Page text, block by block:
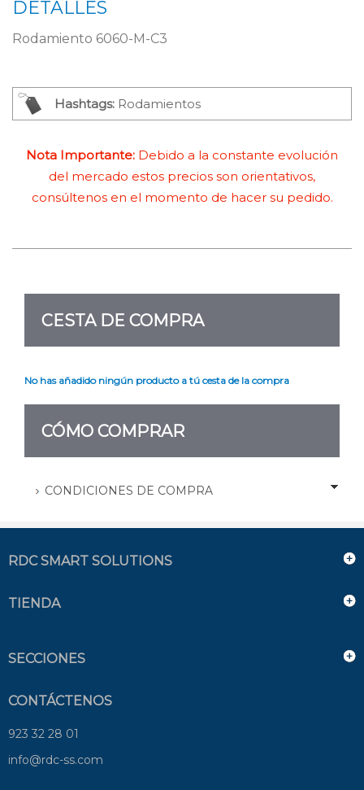
DETALLES
Rodamiento 6060-M-C3
Hashtags: Rodamientos
Nota Importante: Debido a la constante evolución
del mercado estos precios son orientativos,
consúltenos en el momento de hacer su pedido.
CESTA DE COMPRA
No has añadido ningún producto a tú cesta de la compra
CÓMO COMPRAR
CONDICIONES DE COMPRA
RDC SMART SOLUTIONS
TIENDA
SECCIONES
CONTÁCTENOS
923 32 28 01
info@rdc-ss.com